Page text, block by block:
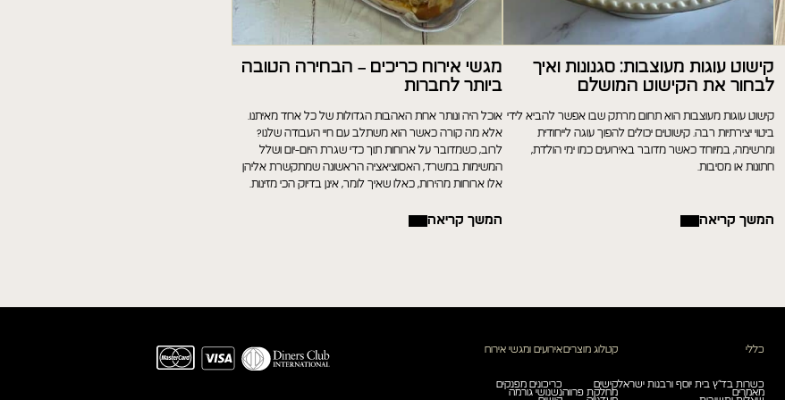
קישוט עוגות מעוצבות: סגנונות ואיך
לבחור את הקישוט המושלם
קישוט עוגות מעוצבות הוא תחום מרתק שבו אפשר להביא לידי
ביטוי יצירתיות רבה. קישוטים יכולים להפוך עוגה לייחודית
ומרשימה, במיוחד כאשר מדובר באירועים כמו ימי הולדת,
חתונות או מסיבות.
המשך קריאה
מגשי אירוח כריכים – הבחירה הטובה
ביותר לחברות
אוכל היה ונותר אחת האהבות הגדולות של כל אחד מאיתנו.
אלא מה קורה כאשר הוא משתלב עם חיי העבודה שלנו?
לרוב, כשמדובר על ארוחות תוך כדי שגרת היום-יום ושלל
המשימות במשרד, האסוציאציה הראשונה שמתקשרת אליהן
אלו ארוחות מהירות, כאלו שאיך לומר, אינן בדיוק הכי מזינות.
המשך קריאה
כללי
כשרות בד”ץ בית יוסף ורבנות ישראל
מאמרים
קטלוג מוצרים
קישים
מחלקת פרווה
אירועים ומגשי אירוח
כריכונים מפנקים
נשנושי גורמה